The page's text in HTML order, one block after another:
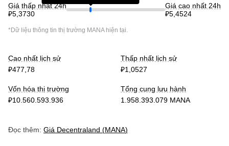
Giá thấp nhất 24h
₽5,3730
Giá cao nhất 24h
₽5,4524
*Dữ liệu thông tin thị trường MANAhiện tại.
Cao nhất lịch sử
₽477,78
Thấp nhất lịch sử
₽1,0527
Vốn hóa thị trường
₽10.560.593.936
Tổng cung lưu hành
1.958.393.079 MANA
Đọc thêm: Giá Decentraland (MANA)